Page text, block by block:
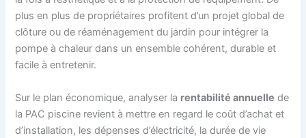
plus en plus de propriétaires profitent d’un projet global de
clôture ou de réaménagement du jardin pour intégrer la
pompe à chaleur dans un ensemble cohérent, durable et
facile à entretenir.
Sur le plan économique, analyser la rentabilité annuelle de
la PAC piscine revient à mettre en regard le coût d’achat et
d’installation, les dépenses d’électricité, la durée de vie